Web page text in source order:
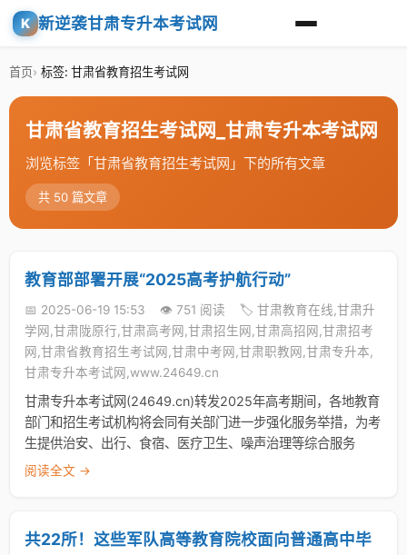
K 新逆袭甘肃专升本考试网
首页 标签: 甘肃省教育招生考试网
甘肃省教育招生考试网_甘肃专升本考试网
浏览标签「甘肃省教育招生考试网」下的所有文章
共 50 篇文章
教育部部署开展“2025高考护航行动”
📅 2025-06-19 15:53 👁️ 751 阅读
🏷️ 甘肃教育在线,甘肃升
学网,甘肃陇原行,甘肃高考网,甘肃招生网,甘肃高招网,甘肃招考
网,甘肃省教育招生考试网,甘肃中考网,甘肃职教网,甘肃专升本,
甘肃专升本考试网,www.24649.cn
甘肃专升本考试网(24649.cn)转发2025年高考期间，各地教育
部门和招生考试机构将会同有关部门进一步强化服务举措，为考
生提供治安、出行、食宿、医疗卫生、噪声治理等综合服务
阅读全文 →
共22所！这些军队高等教育院校面向普通高中毕